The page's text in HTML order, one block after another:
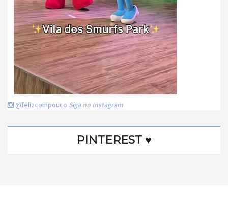
@felizcompouco Siga no Instagram
PINTEREST ♥